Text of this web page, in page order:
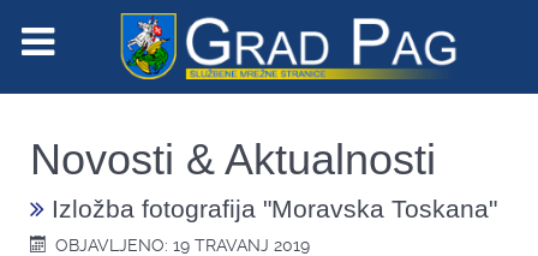
Novosti & Aktualnosti
Izložba fotografija "Moravska Toskana"
OBJAVLJENO: 19 TRAVANJ 2019